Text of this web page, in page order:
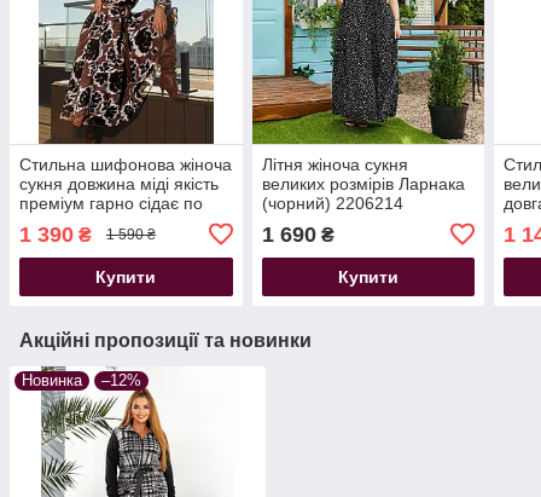
Стильна шифонова жіноча
сукня довжина міді якість
преміум гарно сідає по
1 390 ₴ 1 590 ₴
Купити
Літня жіноча сукня
великих розмірів Ларнака
(чорний) 2206214
1 690₴
Купити
1
Акційні пропозиції та новинки
Новинка –12%